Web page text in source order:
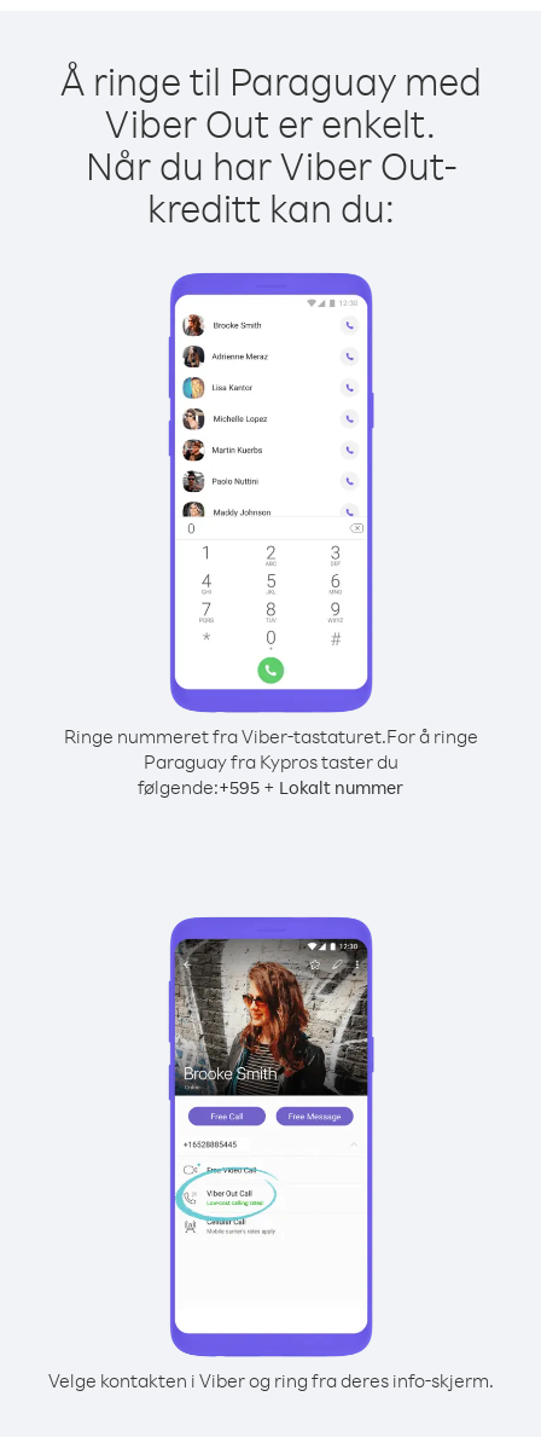
Å ringe til Paraguay med
Viber Out er enkelt.
Når du har Viber Out-
kreditt kan du:
Ringe nummeret fra Viber-tastaturet.For å ringe
Paraguay fra Kypros taster du
følgende:+595 + Lokalt nummer
Velge kontakten i Viber og ring fra deres info-skjerm.